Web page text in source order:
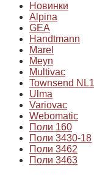
Новинки
Alpina
GEA
Handtmann
Marel
Meyn
Multivac
Townsend
Ulma
Variovac
Webomatic
Поли 160
Поли 3430-18
Поли 3462
Поли 3463